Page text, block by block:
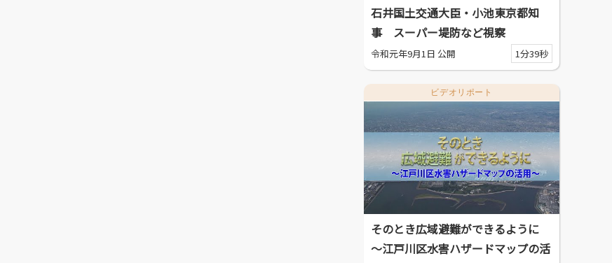
石井国土交通大臣・小池東京都知
事 スーパー堤防など視察
令和元年9月1日 公開 1分39秒
ビデオリポート
そのとき広域避難ができるように
～江戸川区水害ハザードマップの活